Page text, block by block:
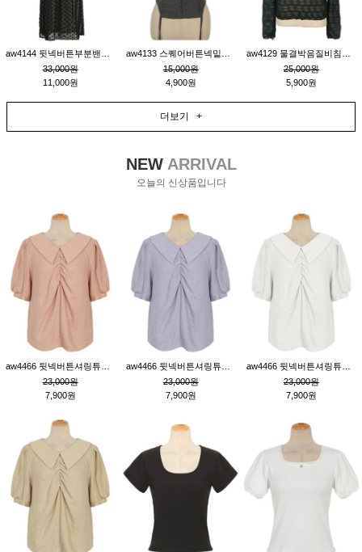
33,000원
11,000원
15,000원
4,900원
25,000원
5,900원
더보기 +
NEWARRIVAL
오늘의 신상품입니다
23,000원
7,900원
23,000원
7,900원
23,000원
7,900원